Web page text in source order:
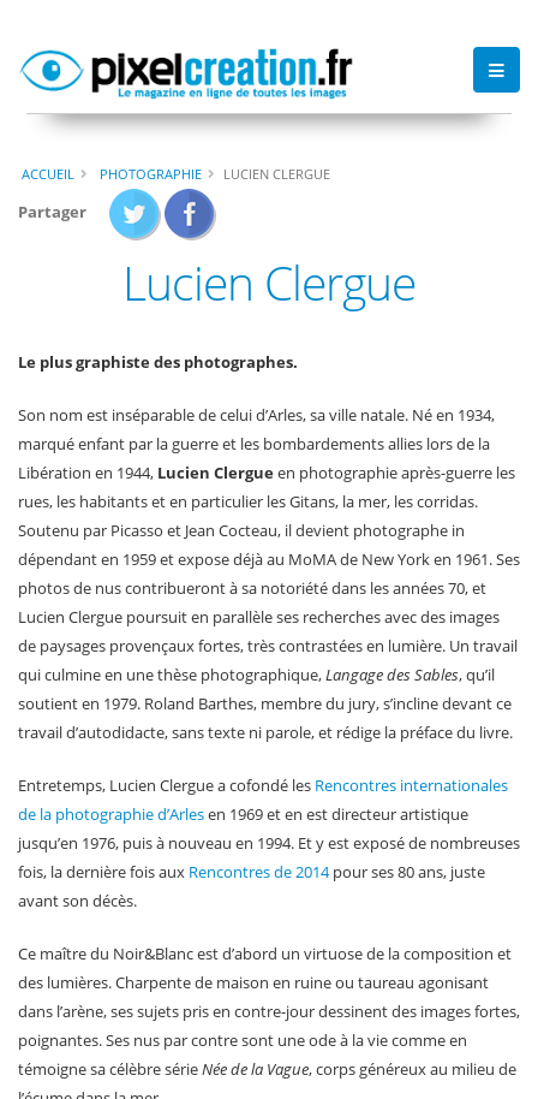
ACCUEIL PHOTOGRAPHIE LUCIEN CLERGUE
Partager
Lucien Clergue
Le plus graphiste des photographes.
Son nom est inséparable de celui d’Arles, sa ville natale. Né en 1934,
marqué enfant par la guerre et les bombardements allies lors de la
Libération en 1944, Lucien Clergueen photographie après-guerre les
rues, les habitants et en particulier les Gitans, la mer, les corridas.
Soutenu par Picasso et Jean Cocteau, il devient photographe in
dépendant en 1959 et expose déjà au MoMA de New York en 1961. Ses
photos de nus contribueront à sa notoriété dans les années 70, et
Lucien Clergue poursuit en parallèle ses recherches avec des images
de paysages provençaux fortes, très contrastées en lumière. Un travail
qui culmine en une thèse photographique,Langage des Sables, qu’il
soutient en 1979. Roland Barthes, membre du jury, s’incline devant ce
travail d’autodidacte, sans texte ni parole, et rédige la préface du livre.
Entretemps, Lucien Clergue a cofondé les Rencontres internationales
de la photographie d’Arlesen 1969 et en est directeur artistique
jusqu’en 1976, puis à nouveau en 1994. Et y est exposé de nombreuses
fois, la dernière fois aux Rencontres de 2014pour ses 80 ans, juste
avant son décès.
Ce maître du Noir&Blanc est d’abord un virtuose de la composition et
des lumières. Charpente de maison en ruine ou taureau agonisant
dans l’arène, ses sujets pris en contre-jour dessinent des images fortes,
poignantes. Ses nus par contre sont une ode à la vie comme en
témoigne sa célèbre sérieNée de la Vague, corps généreux au milieu de